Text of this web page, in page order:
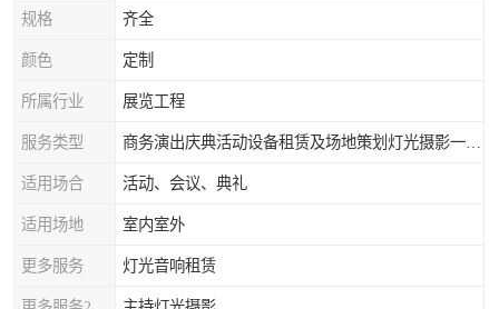
规格 齐全
颜色 定制
所属行业 展览工程
服务类型
适用场合 活动、会议、典礼
适用场地 室内室外
更多服务 灯光音响租赁